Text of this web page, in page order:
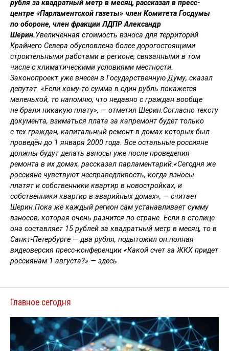
рубля за квадратный метр в месяц, рассказал в пресс-
центре «Парламентской газеты» член Комитета Госдумы
по обороне, член фракции ЛДПР Александр
Шерин.Увеличенная стоимость взноса для территорий
Крайнего Севера обусловлена более дорогостоящими
строительными работами в регионе, связанными в том
числе с климатическими условиями местности.
Законопроект уже внесён в Государственную Думу, сказал
депутат. «Если кому-то сумма в один рубль покажется
маленькой, то напомню, что недавно с граждан вообще
не брали никакую плату», — отметил Шерин.Согласно тексту
документа, взиматься плата за капремонт будет только
с тех граждан, капитальный ремонт в домах которых был
проведён до 1 января 2000 года. Все остальные россияне
должны будут делать взносы уже после проведения
ремонта в их домах, рассказал парламентарий.«Сегодня же
россияне чувствуют несправедливость, когда взносы
платят и собственники квартир в новостройках, и
собственники квартир в аварийных домах», — считает
Шерин.Пока же каждый регион сам устанавливает сумму
взносов, которая очень разнится по стране. Если в столице
она составляет 15 рублей за квадратный метр в месяц, то в
Санкт-Петербурге — два рубля, подытожил он.полная
видеоверсия пресс-конференции «Какой счет за ЖКХ придет
россиянам 1 августа?» — здесь
Главное сегодня